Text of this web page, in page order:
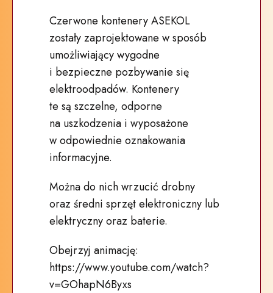
Czerwone kontenery ASEKOL
zostały zaprojektowane w sposób
umożliwiający wygodne
i bezpieczne pozbywanie się
elektroodpadów. Kontenery
te są szczelne, odporne
na uszkodzenia i wyposażone
w odpowiednie oznakowania
informacyjne.
Można do nich wrzucić drobny
oraz średni sprzęt elektroniczny lub
elektryczny oraz baterie.
Obejrzyj animację:
https://www.youtube.com/watch?
v=GOhapN6Byxs